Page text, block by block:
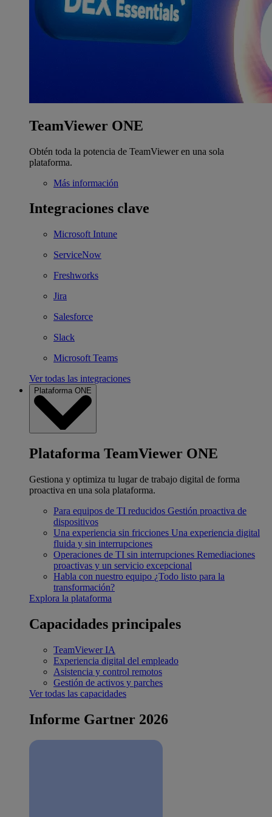
TeamViewer ONE
Obtén toda la potencia de TeamViewer en una sola
plataforma.
Más información
Integraciones clave
Microsoft Intune
ServiceNow
Freshworks
Jira
Salesforce
Slack
Microsoft Teams
Ver todas las integraciones
Plataforma ONE
Plataforma TeamViewer ONE
Gestiona y optimiza tu lugar de trabajo digital de forma
proactiva en una sola plataforma.
Para equipos de TI reducidos Gestión proactiva de
dispositivos
Una experiencia sin fricciones Una experiencia digital
fluida y sin interrupciones
Operaciones de TI sin interrupciones Remediaciones
proactivas y un servicio excepcional
Habla con nuestro equipo ¿Todo listo para la
transformación?
Explora la plataforma
Capacidades principales
TeamViewer IA
Experiencia digital del empleado
Asistencia y control remotos
Gestión de activos y parches
Ver todas las capacidades
Informe Gartner 2026